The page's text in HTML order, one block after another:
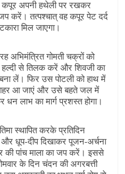
कपूर अपनी हथेली पर रखकर
करें। तत्पश्चात् वह कपूर पेट दर्द
मिल जाएगा।
अभिमंत्रित गोमती चक्रों को
से तिलक करें और शिवजी का
लें। फिर उस पोटली को हाथ में
आ जाएं और उसे बहते जल में
धन लाभ का मार्ग प्रशस्त होगा।
स्थापित करके प्रतिदिन
धूप-दीप दिखाकर पूजन-अर्चना
की पांच माला का जप करें। इससे
के दिन चंदन की अगरबत्ती